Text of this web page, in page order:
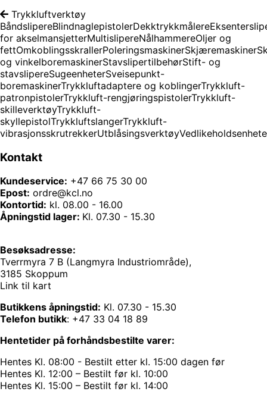
Trykkluftverktøy
BåndslipereBlindnaglepistolerDekktrykkmålere
for akselmansjetterMultislipereNålhammereOljer og
fettOmkoblingsskrallerPoleringsmaskinerSkjæremaskiner
og vinkelboremaskinerStavslipertilbehørStift- og
stavslipereSugeenheterSveisepunkt-
boremaskinerTrykkluftadaptere og koblingerTrykkluft-
patronpistolerTrykkluft-rengjøringspistolerTrykkluft-
skilleverktøyTrykkluft-
skyllepistolTrykkluftslangerTrykkluft-
vibrasjonsskrutrekkerUtblåsingsverktøy
Kontakt
Kundeservice: +47 66 75 30 00
Epost: ordre@kcl.no
Kontortid: kl. 08.00 - 16.00
Åpningstid lager: Kl. 07.30 - 15.30
Besøksadresse:
Tverrmyra 7 B (Langmyra Industriområde),
3185 Skoppum
Link til kart
Butikkens åpningstid: Kl. 07.30 - 15.30
Telefon butikk: +47 33 04 18 89
Hentetider på forhåndsbestilte varer:
Hentes Kl. 08:00 - Bestilt etter kl. 15:00 dagen før
Hentes Kl. 12:00 – Bestilt før kl. 10:00
Hentes Kl. 15:00 – Bestilt før kl. 14:00